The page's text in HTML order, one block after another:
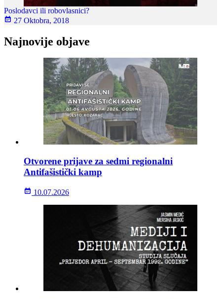
Poslodavci ili robovlasnici?
27 Oktobra, 2018
Najnovije objave
Otvorene prijave za sedmi regionalni
Antifašistički kamp
10.07.2026